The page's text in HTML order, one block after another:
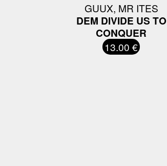
GUUX, MR ITES
DEM DIVIDE US TO
CONQUER
13.00 €